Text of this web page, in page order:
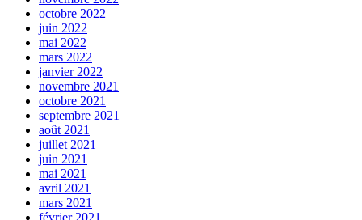
octobre 2022
juin 2022
mai 2022
mars 2022
janvier 2022
novembre 2021
octobre 2021
septembre 2021
août 2021
juillet 2021
juin 2021
mai 2021
avril 2021
mars 2021
février 2021